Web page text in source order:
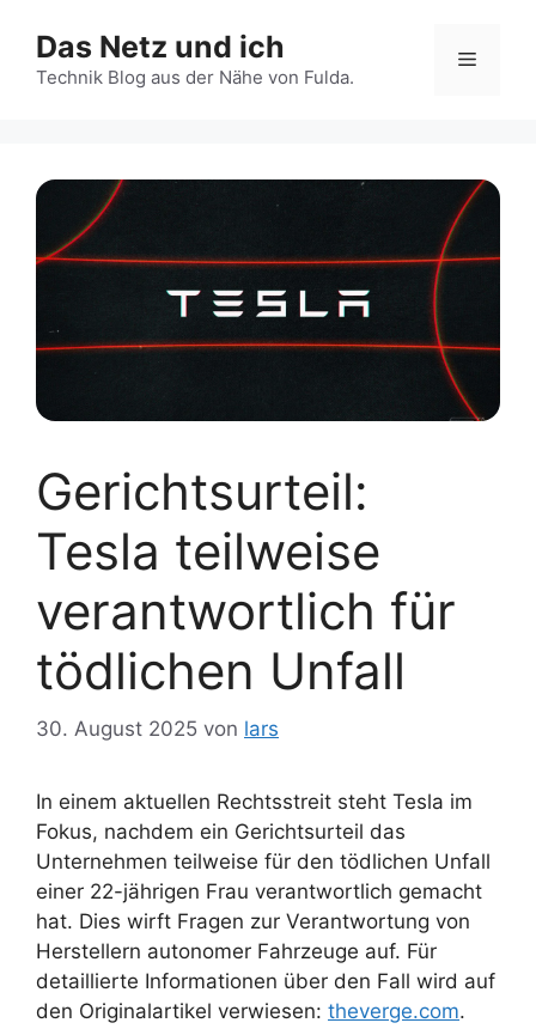
Inhalt
springen
Das Netz und ich
Technik Blog aus der Nähe von Fulda.
Menü
Gerichtsurteil:
Tesla teilweise
verantwortlich für
tödlichen Unfall
30. August 2025 von lars
In einem aktuellen Rechtsstreit steht Tesla im
Fokus, nachdem ein Gerichtsurteil das
Unternehmen teilweise für den tödlichen Unfall
einer 22-jährigen Frau verantwortlich gemacht
hat. Dies wirft Fragen zur Verantwortung von
Herstellern autonomer Fahrzeuge auf. Für
detaillierte Informationen über den Fall wird auf
den Originalartikel verwiesen: theverge.com.